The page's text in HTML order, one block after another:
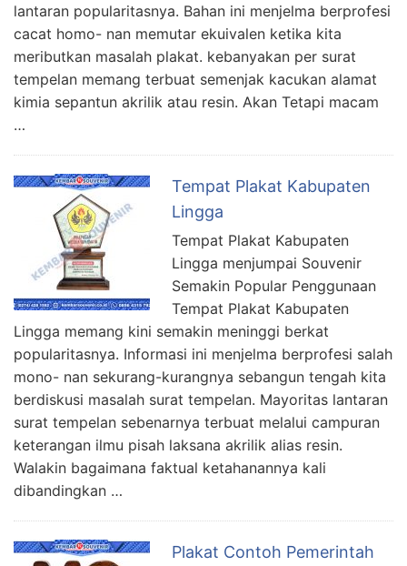
lantaran popularitasnya. Bahan ini menjelma berprofesi
cacat homo- nan memutar ekuivalen ketika kita
meributkan masalah plakat. kebanyakan per surat
tempelan memang terbuat semenjak kacukan alamat
kimia sepantun akrilik atau resin. Akan Tetapi macam
…
Tempat Plakat Kabupaten
Lingga
Tempat Plakat Kabupaten
Lingga menjumpai Souvenir
Semakin Popular Penggunaan
Tempat Plakat Kabupaten
Lingga memang kini semakin meninggi berkat
popularitasnya. Informasi ini menjelma berprofesi salah
mono- nan sekurang-kurangnya sebangun tengah kita
berdiskusi masalah surat tempelan. Mayoritas lantaran
surat tempelan sebenarnya terbuat melalui campuran
keterangan ilmu pisah laksana akrilik alias resin.
Walakin bagaimana faktual ketahanannya kali
dibandingkan …
Plakat Contoh Pemerintah